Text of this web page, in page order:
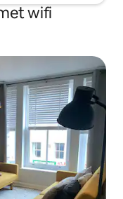
wifi